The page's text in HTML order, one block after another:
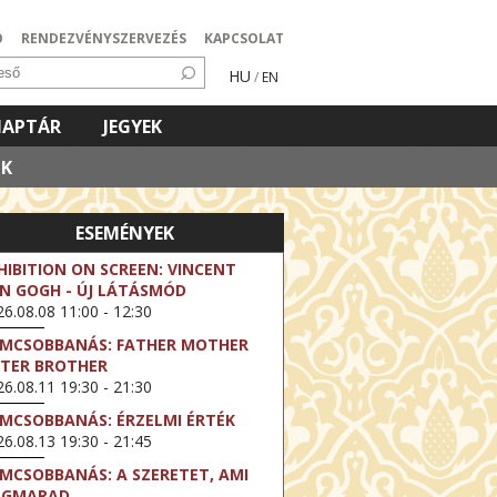
RENDEZVÉNYSZERVEZÉS KAPCSOLAT
HU / EN
JEGYEK
ESEMÉNYEK
ON SCREEN: VINCENT
GOGH - ÚJ LÁTÁSMÓD
11:00 - 12:30
FATHER MOTHER
BROTHER
19:30 - 21:30
ÉRZELMI ÉRTÉK
19:30 - 21:45
A SZERETET, AMI